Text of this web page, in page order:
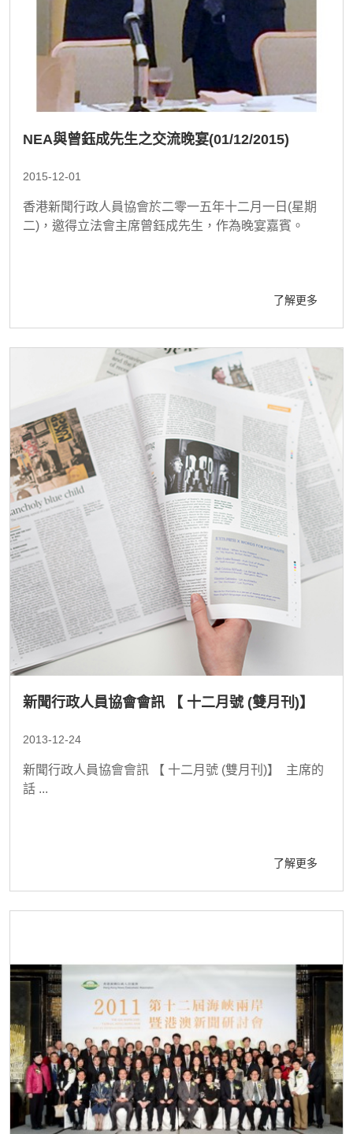
NEA與曾鈺成先生之交流晚宴(01/12/2015)
2015-12-01
香港新聞行政人員協會於二零一五年十二月一日(星期
二)，邀得立法會主席曾鈺成先生，作為晚宴嘉賓。
了解更多
新聞行政人員協會會訊 【 十二月號 (雙月刊)】
2013-12-24
新聞行政人員協會會訊 【 十二月號 (雙月刊)】 主席的
話 ...
了解更多